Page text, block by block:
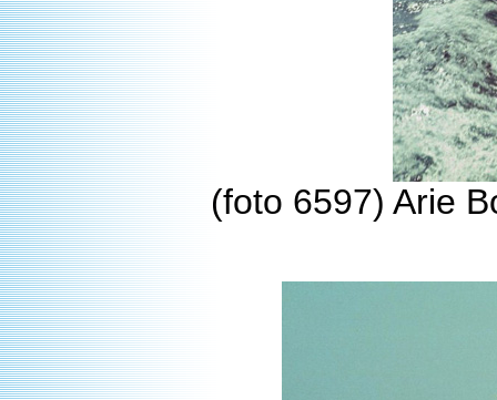
(foto 6597) Arie